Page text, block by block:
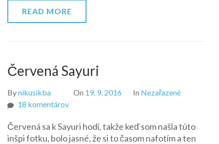
READ MORE
Červená Sayuri
Bynikusikba On 19. 9. 2016 In Nezařazené
18 komentárovna
Sayuri
Červená sa k Sayuri hodí, takže keď som našla túto
inšpi fotku, bolo jasné, že si to časom nafotím a ten